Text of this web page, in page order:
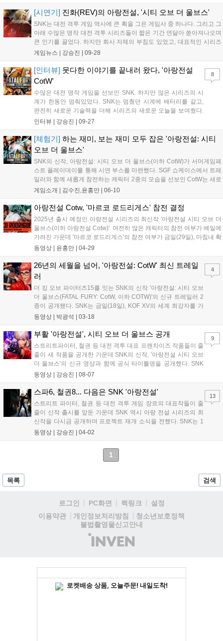
Ba...
[시연기] 진화(REV)의 아랑전설, '시티 오브 더 울브스'
SNK는 대전 격투 게임 역사에 큰 획을 그은 게임사 중 하나다. 그리고 그
아래 수많은 명작 대전 격투 시리즈들이 짧은 기간 연달아 쏟아져나오며
큰 인기를 끌었다. 하지만 회사 자체의 부침도 있었고, 대표적인 시리즈
들은 올스타전에 가까웠던 더 킹 오브 파이터즈(KOF) 시리즈의 인기에
터...
게임뉴스 | 강승진 09-28
[인터뷰] 못다한 이야기를 끝내러 왔다, '아랑전설
CotW'
수많은 대전 명작 게임을 선보인 SNK. 하지만 많은 시리즈의 시
계가 한동안 멈춰있었다. SNK는 멈췄던 시계에 배터리를 갈고,
완전히 새로운 기술력을 더해 시리즈의 새로운 오늘을 보여줬다.
'아랑전설 시티 오브 더 울브스'도 그런 게임 중 하나다. 2025년 출
이다. 오랜 시간만큼이나 외형적...
인터뷰 | 강승진 09-27
8
[체험기] 하는 재미, 보는 재미 모두 잡은 '아랑전설: 시티
오브 더 울브스'
SNK의 신작, 아랑전설: 시티 오브 더 울브스(이하 CotW)가 서머게임페
스트 플레이데이를 통해 시연 부스를 마련했다. SGF 쇼케이스에서 트레
일러와 함께 새롭게 참전하는 캐릭터 2종의 모습을 선보인 CotW는 새로
운 REV 시스템을 통해 대전 중 독특한 공격 옵션들을 사용할 수 있는 것
게임소개 | 김수진,윤홍만 06-10
아랑전설 Cotw, '마르코 로드리게스' 참전 결정
2025년 출시 예정인 아랑전설 시리즈의 최신작 '아랑전설 시티 오브 더
울브스(이하 아랑전설 Cotw)'. 여전히 많은 캐릭터의 참전 여부가 베일에
가려진 가운데 '마르코 로드리게스'의 참전 여부가 금일(29일), 마침내 확
정됐다. '아랑: 마크 오브 더 울브스'에서 새롭게 플레이어블 캐릭터로 합
동영상 | 윤홍만 04-29
26년의 세월을 넘어, '아랑전설: CotW' 최신 트레일
러
더 킹 오브 파이터즈15를 잇는 SNK의 신작 '아랑전설: 시티 오브
더 울브스(FATAL FURY: CotW, 이하 COTW)'의 신규 트레일러 2
종이 공개됐다. SNK는 금일(18일), KOF XV의 세계 최강자를 가
리는 대회인 'SWC 2023' 결승전 직후 최신작 COTW의 신규 트레
동영상 | 박광석 03-18
4
부활 '아랑전설', 시티 오브 더 울브스 공개
스트리트파이터, 철권 등 대전 격투 대표 프랜차이즈 작품들이 줄
줄이 새 작품을 공개한 가운데 SNK의 신작, '아랑전설 시티 오브
더 울브스'의 신규 영상과 함께 공식 타이틀명을 공개했다. SNK
는 한국 시각으로 7일 오전 미국 라스베이거스에서 진행된 격투
결승전 직후 신작 아랑전설...
동영상 | 강승진 08-07
9
스파6, 철권8... 다음은 SNK '아랑전설'
스트리트 파이터, 철권 등 대전 격투 게임 장르의 대표작들이 줄
줄이 신작 출시를 앞둔 가운데 SNK 역시 아랑 전설 시리즈의 최
신작을 다시금 공개하며 프로젝트 재개 소식을 전했다. SNK는 1
일 세계 대전 격투 게임 대회 Evolution Championship Series
동영상 | 강승진 04-02
13
1
목록 검색
로그인 PC화면 퀵링크
설정
이용약관
개인정보처리방침
청소년보호정책
불법촬영물신고안내
(주)
인